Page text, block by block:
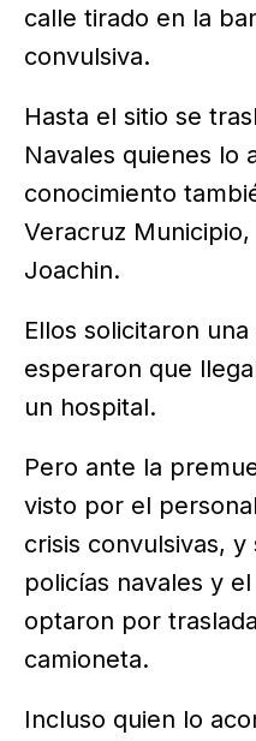
calle tirado en la
convulsiva.
Hasta el sitio se
Navales quienes lo
conocimiento
Veracruz
Joachin.
Ellos solicitaron
esperaron que
un hospital.
Pero ante la
visto por el
crisis convulsivas,
policías navales y
optaron por
camioneta.
Incluso quien lo